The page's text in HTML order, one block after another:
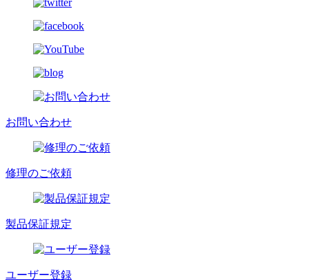
お問い合わせ
修理のご依頼
製品保証規定
ユーザー登録